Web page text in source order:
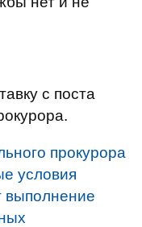
с поста
прокурора
условия
выполнение